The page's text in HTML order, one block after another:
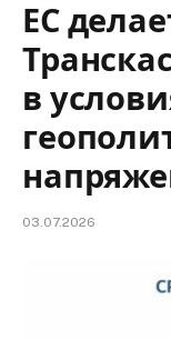
ЕС
в
03.07.2026